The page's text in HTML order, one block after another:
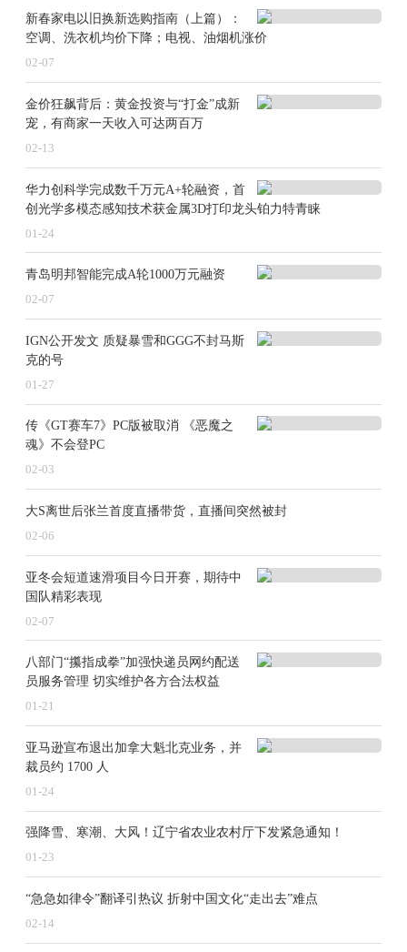
新春家电以旧换新选购指南（上篇）：
空调、洗衣机均价下降；电视、油烟机涨价
02-07
金价狂飙背后：黄金投资与“打金”成新
宠，有商家一天收入可达两百万
02-13
华力创科学完成数千万元A+轮融资，首
创光学多模态感知技术获金属3D打印龙头铂力特青睐
01-24
青岛明邦智能完成A轮1000万元融资
02-07
IGN公开发文 质疑暴雪和GGG不封马斯
克的号
01-27
传《GT赛车7》PC版被取消 《恶魔之
魂》不会登PC
02-03
大S离世后张兰首度直播带货，直播间突然被封
02-06
亚冬会短道速滑项目今日开赛，期待中
国队精彩表现
02-07
八部门“攥指成拳”加强快递员网约配送
员服务管理 切实维护各方合法权益
01-21
亚马逊宣布退出加拿大魁北克业务，并
裁员约 1700 人
01-24
强降雪、寒潮、大风！辽宁省农业农村厅下发紧急通知！
01-23
“急急如律令”翻译引热议 折射中国文化“走出去”难点
02-14